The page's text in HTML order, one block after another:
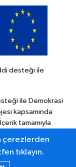
desteği ile
ile Demokrasi
kapsamında
tamamıyla
çerezlerden
tıklayın.